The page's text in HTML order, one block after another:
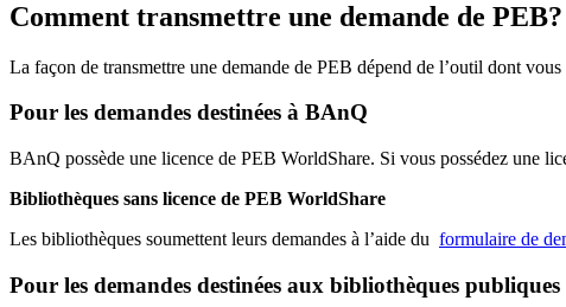
Comment transmettre une demande de PEB?
La façon de transmettre une demande de PEB dépend de l’outil dont
Pour les demandes destinées à BAnQ
BAnQ possède une licence de PEB WorldShare. Si vous possédez une
Bibliothèques sans licence de PEB WorldShare
Les bibliothèques soumettent leurs demandes à l’aide du formulaire de
Pour les demandes destinées aux bibliothèques